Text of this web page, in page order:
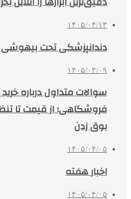
۱۴۰۵/۰۴/۱۳
دندانپزشکی تحت بیهوشی
۱۴۰۵/۰۴/۰۹
سوالات متداول درباره
فروشگاهی؛ از قیمت تا
بوق زدن
۱۴۰۵/۰۴/۰۵
اخبار هفته
۱۴۰۵/۰۴/۰۵